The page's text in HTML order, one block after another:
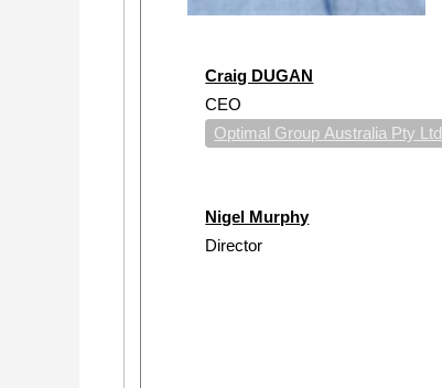
Craig DUGAN
CEO
Optimal Group Australia Pty Ltd
Nigel Murphy
Director